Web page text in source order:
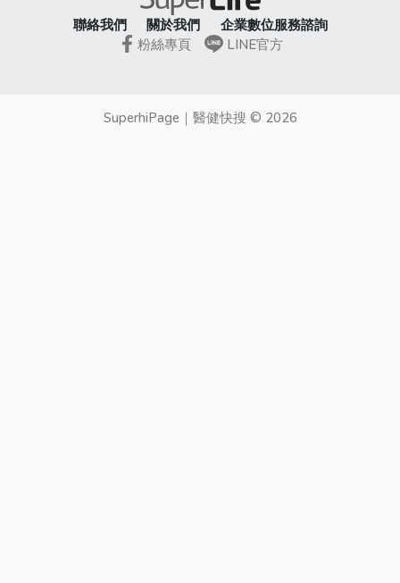
聯絡我們 關於我們
企業數位服務諮詢
粉絲專頁
LINE官方
SuperhiPage｜ 醫健快搜 © 2026